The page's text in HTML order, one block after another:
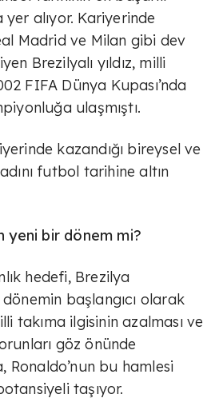
yer alıyor. Kariyerinde
Madrid ve Milan gibi dev
Brezilyalı yıldız, milli
FIFA Dünya Kupası’nda
ulaşmıştı.
kazandığı bireysel ve
futbol tarihine altın
yeni bir dönem mi?
hedefi, Brezilya
başlangıcı olarak
takıma ilgisinin azalması ve
göz önünde
bu hamlesi
taşıyor.